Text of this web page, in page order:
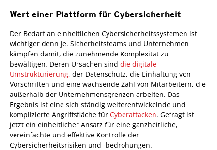
Wert einer Plattform für Cybersicherheit
Der Bedarf an einheitlichen Cybersicherheitssystemen ist
wichtiger denn je. Sicherheitsteams und Unternehmen
kämpfen damit, die zunehmende Komplexität zu
bewältigen. Deren Ursachen sind die digitale
Umstrukturierung, der Datenschutz, die Einhaltung von
Vorschriften und eine wachsende Zahl von Mitarbeitern, die
außerhalb der Unternehmensgrenzen arbeiten. Das
Ergebnis ist eine sich ständig weiterentwickelnde und
komplizierte Angriffsfläche für Cyberattacken. Gefragt ist
jetzt ein einheitlicher Ansatz für eine ganzheitliche,
vereinfachte und effektive Kontrolle der
Cybersicherheitsrisiken und -bedrohungen.